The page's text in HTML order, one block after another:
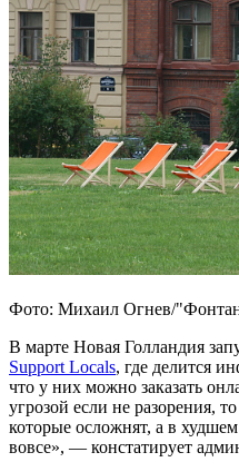
Фото: Михаил Огнев/
В марте Новая Голландия
Support Locals, где делится
что у них можно заказать
угрозой если не разорения,
которые осложнят, а в
вовсе», — констатирует